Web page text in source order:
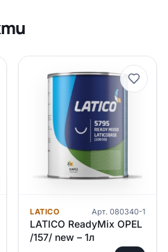
LATICO Арт. 080340-1
LATICO ReadyMix OPEL
/157/ new – 1л